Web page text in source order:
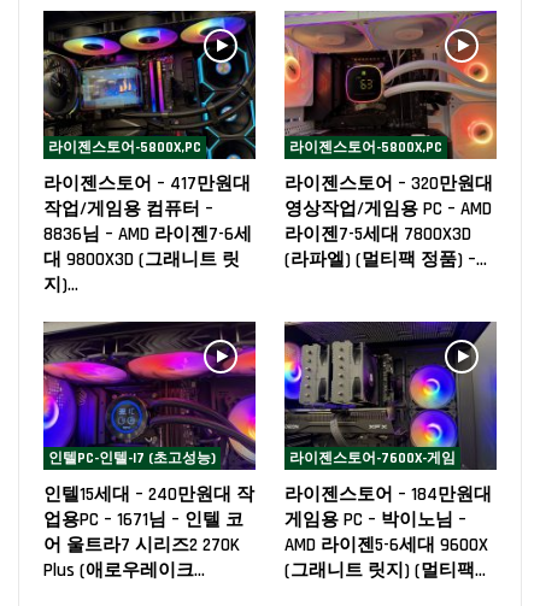
라이젠스토어-5800X,PC
라이젠스토어 – 417만원대
작업/게임용 컴퓨터 –
8836님 – AMD 라이젠7-6세
대 9800X3D (그래니트 릿
지)…
라이젠스토어-5800X,PC
라이젠스토어 – 320만원대
영상작업/게임용 PC – AMD
라이젠7-5세대 7800X3D
(라파엘) (멀티팩 정품) –…
인텔PC-인텔-I7 (초고성능)
인텔15세대 – 240만원대 작
업용PC – 1671님 – 인텔 코
어 울트라7 시리즈2 270K
Plus (애로우레이크…
라이젠스토어-7600X-게임
라이젠스토어 – 184만원대
게임용 PC – 박이노님 –
AMD 라이젠5-6세대 9600X
(그래니트 릿지) (멀티팩…